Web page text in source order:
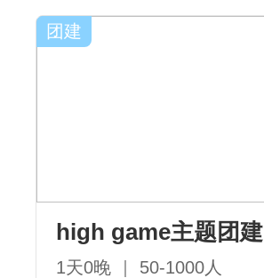
团建
high game主题团建
1天0晚 ｜ 50-1000人